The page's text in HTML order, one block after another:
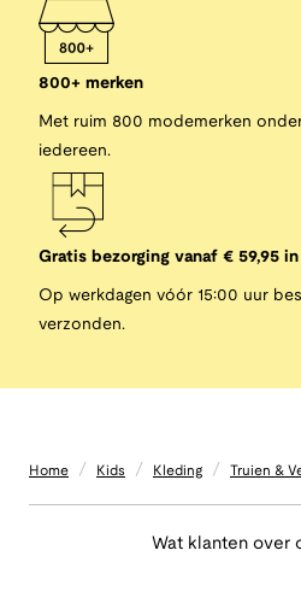
800+ merken
Met ruim 800 modemerken
iedereen.
Gratis bezorging vanaf € 59,95 in
Op werkdagen vóór 15:00 uur
verzonden.
Home / Kids / Kleding / Truien &
Wat klanten over